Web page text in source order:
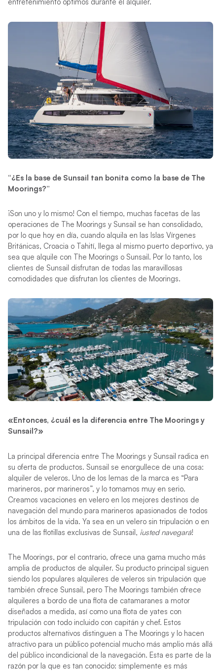
entretenimiento óptimos durante el alquiler.
“¿Es la base de Sunsail tan bonita como la base de The
Moorings?”
¡Son uno y lo mismo! Con el tiempo, muchas facetas de las
operaciones de The Moorings y Sunsail se han consolidado,
por lo que hoy en día, cuando alquila en las Islas Vírgenes
Británicas, Croacia o Tahití, llega al mismo puerto deportivo, ya
sea que alquile con The Moorings o Sunsail. Por lo tanto, los
clientes de Sunsail disfrutan de todas las maravillosas
comodidades que disfrutan los clientes de Moorings.
«Entonces, ¿cuál es la diferencia entre The Moorings y
Sunsail?»
La principal diferencia entre The Moorings y Sunsail radica en
su oferta de productos. Sunsail se enorgullece de una cosa:
alquiler de veleros. Uno de los lemas de la marca es “Para
marineros, por marineros”, y lo tomamos muy en serio.
Creamos vacaciones en velero en los mejores destinos de
navegación del mundo para marineros apasionados de todos
los ámbitos de la vida. Ya sea en un velero sin tripulación o en
una de las flotillas exclusivas de Sunsail, ¡usted navegará!
The Moorings, por el contrario, ofrece una gama mucho más
amplia de productos de alquiler. Su producto principal siguen
siendo los populares alquileres de veleros sin tripulación que
también ofrece Sunsail, pero The Moorings también ofrece
alquileres a bordo de una flota de catamaranes a motor
diseñados a medida, así como una flota de yates con
tripulación con todo incluido con capitán y chef. Estos
productos alternativos distinguen a The Moorings y lo hacen
atractivo para un público potencial mucho más amplio más allá
del público incondicional de la navegación. Esta es parte de la
razón por la que es tan conocido: simplemente es más